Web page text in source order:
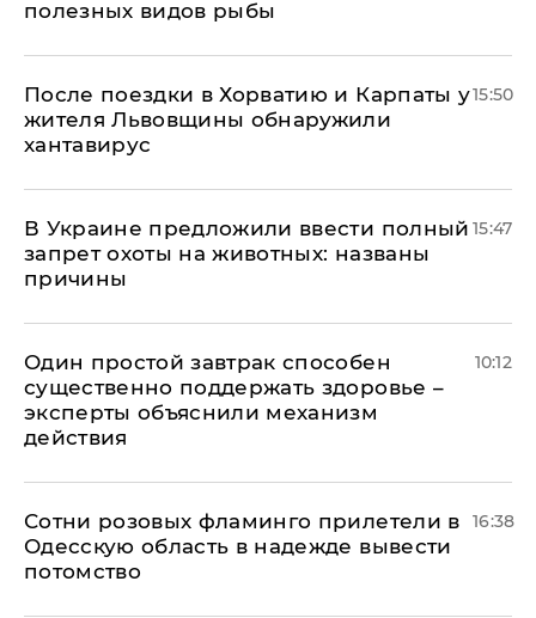
полезных видов рыбы
После поездки в Хорватию и Карпаты у
жителя Львовщины обнаружили
хантавирус
15:50
В Украине предложили ввести полный
запрет охоты на животных: названы
причины
15:47
Один простой завтрак способен
существенно поддержать здоровье –
эксперты объяснили механизм
действия
10:12
Сотни розовых фламинго прилетели в
Одесскую область в надежде вывести
потомство
16:38